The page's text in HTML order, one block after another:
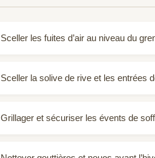
Sceller les fuites d’air au niveau du
Sceller la solive de rive et les entrées
Grillager et sécuriser les évents de